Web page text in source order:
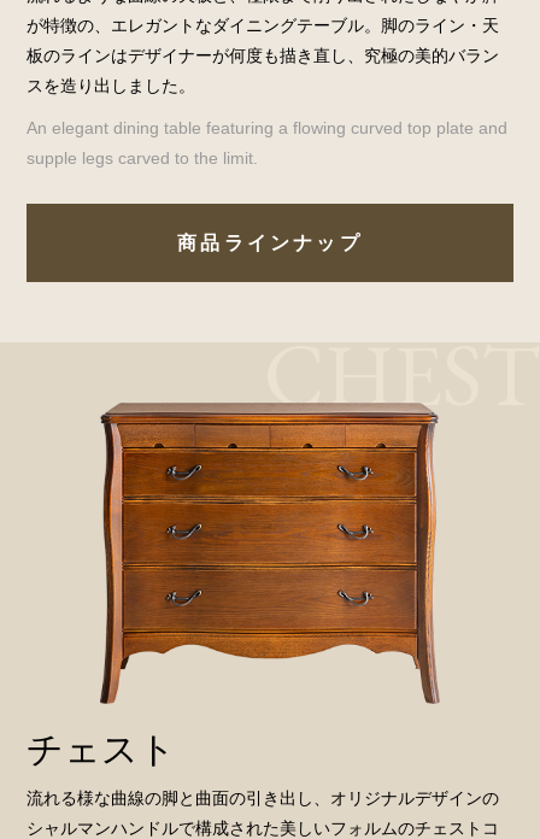
が特徴の、エレガントなダイニングテーブル。脚のライン・天
板のラインはデザイナーが何度も描き直し、究極の美的バラン
スを造り出しました。
An elegant dining table featuring a flowing curved top plate and
supple legs carved to the limit.
商品ラインナップ
チェスト
流れる様な曲線の脚と曲面の引き出し、オリジナルデザインの
シャルマンハンドルで構成された美しいフォルムのチェストコ
CHEST